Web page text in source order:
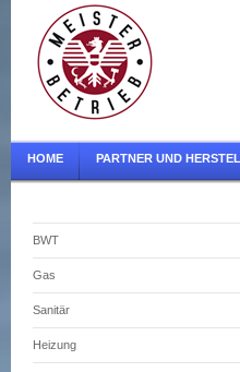
HOME PARTNER UND
BWT
Gas
Sanitär
Heizung